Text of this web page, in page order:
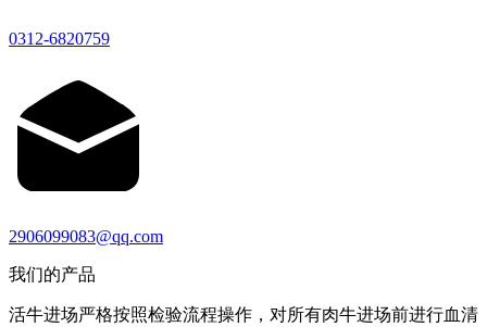
0312-6820759
2906099083@qq.com
我们的产品
活牛进场严格按照检验流程操作，对所有肉牛进场前进行血清